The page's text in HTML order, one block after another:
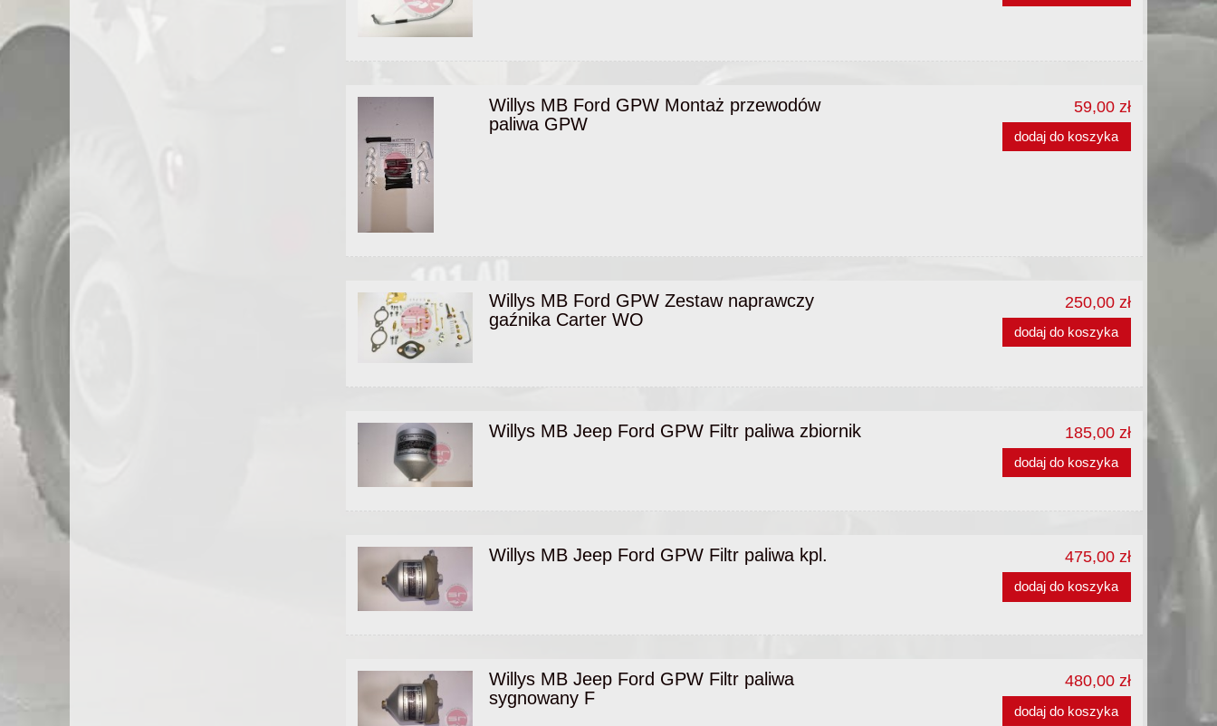
Willys MB Ford GPW Montaż przewodów
paliwa GPW
59,00 zł
dodaj do koszyka
Willys MB Ford GPW Zestaw naprawczy
gaźnika Carter WO
250,00 zł
dodaj do koszyka
Willys MB Jeep Ford GPW Filtr paliwa zbiornik 185,00 zł
dodaj do koszyka
Willys MB Jeep Ford GPW Filtr paliwa kpl. 475,00 zł
dodaj do koszyka
Willys MB Jeep Ford GPW Filtr paliwa
sygnowany F
480,00 zł
dodaj do koszyka